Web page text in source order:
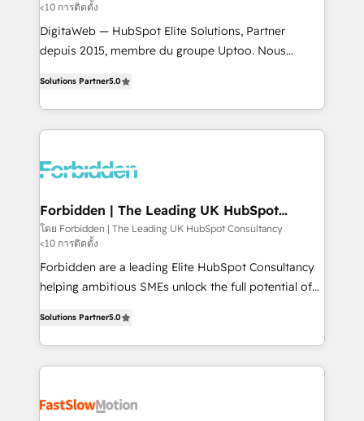
Integrations: Connect HubSpot with your tech stack
for better adoption. 🔹 Custom Solutions: Build
tailored apps, workflows, and configurations. We are
our commitment to data security and compliance. At
OneMetric, we help revenue teams focus on the
OneMetric that matters most: revenue.
<10 การติดตั้ง
DigitaWeb — HubSpot Elite Solutions, Partner
depuis 2015, membre du groupe Uptoo. Nous
Ventes et Service sur HubSpot grâce à la Revenue
Architecture : alignement des équipes, pipeline
prévisible, croissance mesurable. 🔌 Intégrations
Dynamics..), VOIP (Aircall, Ringover, Modjo), Shopify,
Extensions (React), Serverless Node.js, Custom
Objects, thèmes HubL, agents IA & Breeze AI. 🎯
Secteurs : Industrie, Distribution B2B, SaaS, Services
B2B, Immobilier, Viticulture, Finance. 🚀 Nos livrables
: migration sécurisée, implémentation Marketing +
HubSpot temps réel, formation équipes. 🏆 +350
projets livrés. Accrédités HubSpot CRM
Implementation, Data Migration & Custom
digitaweb.com
Solutions Partner5.0
Forbidden | The Leading UK HubSpot
Consultancy
โดย Forbidden | The Leading UK HubSpot Consultancy
<10 การติดตั้ง
Forbidden are a leading Elite HubSpot Consultancy
helping ambitious SMEs unlock the full potential of
but never see the ROI they expected due to poor
adoption, messy data, and disconnected teams
getting in the way. That’s where we come in. We
design, implement, and optimise HubSpot so it
Solutions Partner5.0